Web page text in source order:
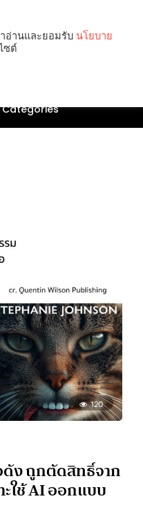
Categories
120
ง ถูกตัดสิทธิ์จาก
ใช้ AI ออกแบบ
อ่านและยอมรับ นโยบาย
ซต์